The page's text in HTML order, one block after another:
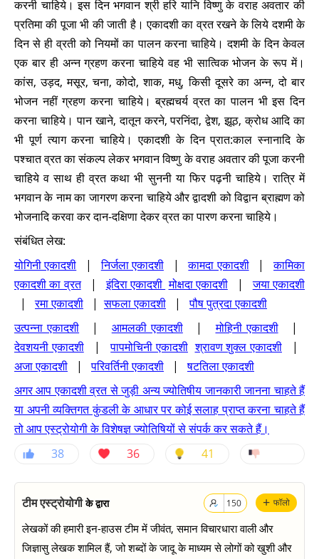
करनी चाहिये। इस दिन भगवान श्री हरि यानि विष्णु के वराह अवतार की
प्रतिमा की पूजा भी की जाती है। एकादशी का व्रत रखने के लिये दशमी के
दिन से ही व्रती को नियमों का पालन करना चाहिये। दशमी के दिन केवल
एक बार ही अन्न ग्रहण करना चाहिये वह भी सात्विक भोजन के रूप में।
कांस, उड़द, मसूर, चना, कोदो, शाक, मधु, किसी दूसरे का अन्न, दो बार
भोजन नहीं ग्रहण करना चाहिये। ब्रह्मचर्य व्रत का पालन भी इस दिन
करना चाहिये। पान खाने, दातून करने, परनिंदा, द्वेश, झूठ, क्रोध आदि का
भी पूर्ण त्याग करना चाहिये। एकादशी के दिन प्रात:काल स्नानादि के
पश्चात व्रत का संकल्प लेकर भगवान विष्णु के वराह अवतार की पूजा करनी
चाहिये व साथ ही व्रत कथा भी सुननी या फिर पढ़नी चाहिये। रात्रि में
भगवान के नाम का जागरण करना चाहिये और द्वादशी को विद्वान ब्राह्मण को
भोजनादि करवा कर दान-दक्षिणा देकर व्रत का पारण करना चाहिये।
संबंधित लेख:
योगिनी एकादशी |निर्जला एकादशी|कामदा एकादशी|कामिका
एकादशी का व्रत|इंदिरा एकादशी मोक्षदा एकादशी|जया एकादशी
|रमा एकादशी |सफला एकादशी |पौष पुत्रदा एकादशी
उत्पन्ना एकादशी | आमलकी एकादशी|मोहिनी एकादशी|
देवशयनी एकादशी|पापमोचिनी एकादशी श्रावण शुक्ल एकादशी |
अजा एकादशी |परिवर्तिनी एकादशी |षटतिला एकादशी
अगर आप एकादशी व्रत से जुड़ी अन्य ज्योतिषीय जानकारी जानना चाहते हैं
या अपनी व्यक्तिगत कुंडली के आधार पर कोई सलाह प्राप्त करना चाहते हैं
तो आप एस्ट्रोयोगी के विशेषज्ञ ज्योतिषियों से संपर्क कर सकते हैं।
38
36 41
+ फॉलो
150
टीम एस्ट्रोयोगीके द्वारा
लेखकों की हमारी इन-हाउस टीम में जीवंत, समान विचारधारा वाली और
जिज्ञासु लेखक शामिल हैं, जो शब्दों के जादू के माध्यम से लोगों को खुशी और